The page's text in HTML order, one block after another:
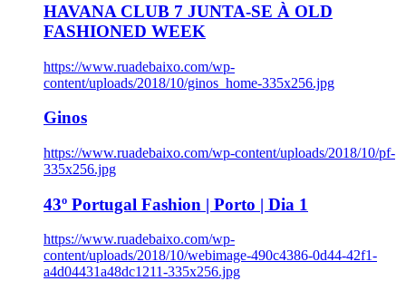
HAVANA CLUB 7 JUNTA-SE À OLD
FASHIONED WEEK
https://www.ruadebaixo.com/wp-
content/uploads/2018/10/ginos_home-335x256.jpg
Ginos
https://www.ruadebaixo.com/wp-content/uploads/2018/10/pf-
335x256.jpg
43º Portugal Fashion | Porto | Dia 1
https://www.ruadebaixo.com/wp-
content/uploads/2018/10/webimage-490c4386-0d44-42f1-
a4d04431a48dc1211-335x256.jpg